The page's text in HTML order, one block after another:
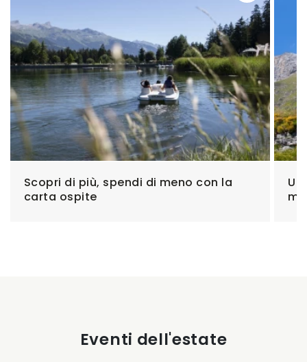
Scopri di più, spendi di meno con la
carta ospite
Eventi dell'estate